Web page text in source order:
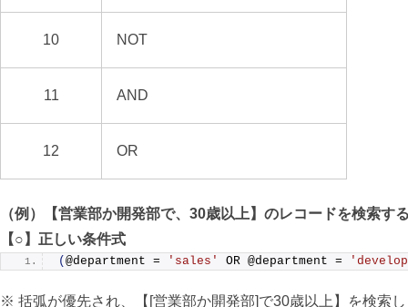
10 NOT
11 AND
12 OR
（例）
【営業部か開発部で、30歳以上】のレコードを検索す
【○】正しい条件式
( @department = 'sales' OR @department =
※ 括弧が優先され、【[営業部か開発部]で30歳以上】を検索